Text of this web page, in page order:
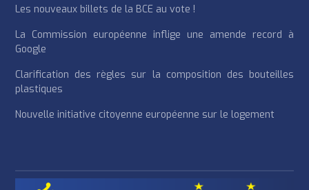
Les nouveaux billets de la BCE au vote !
La Commission européenne inflige une amende record à
Google
Clarification des règles sur la composition des bouteilles
plastiques
Nouvelle initiative citoyenne européenne sur le logement